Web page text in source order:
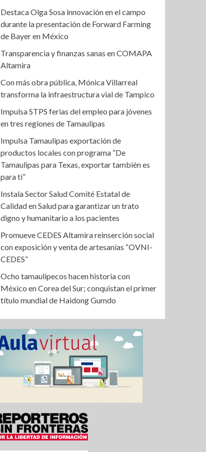
Destaca Olga Sosa innovación en el campo
durante la presentación de Forward Farming
de Bayer en México
Transparencia y finanzas sanas en COMAPA
Altamira
Con más obra pública, Mónica Villarreal
transforma la infraestructura vial de Tampico
Impulsa STPS ferias del empleo para jóvenes
en tres regiones de Tamaulipas
Impulsa Tamaulipas exportación de
productos locales con programa “De
Tamaulipas para Texas, exportar también es
para ti”
Instala Sector Salud Comité Estatal de
Calidad en Salud para garantizar un trato
digno y humanitario a los pacientes
Promueve CEDES Altamira reinserción social
con exposición y venta de artesanías “OVNI-
CEDES”
Ocho tamaulipecos hacen historia con
México en Corea del Sur; conquistan el primer
título mundial de Haidong Gumdo